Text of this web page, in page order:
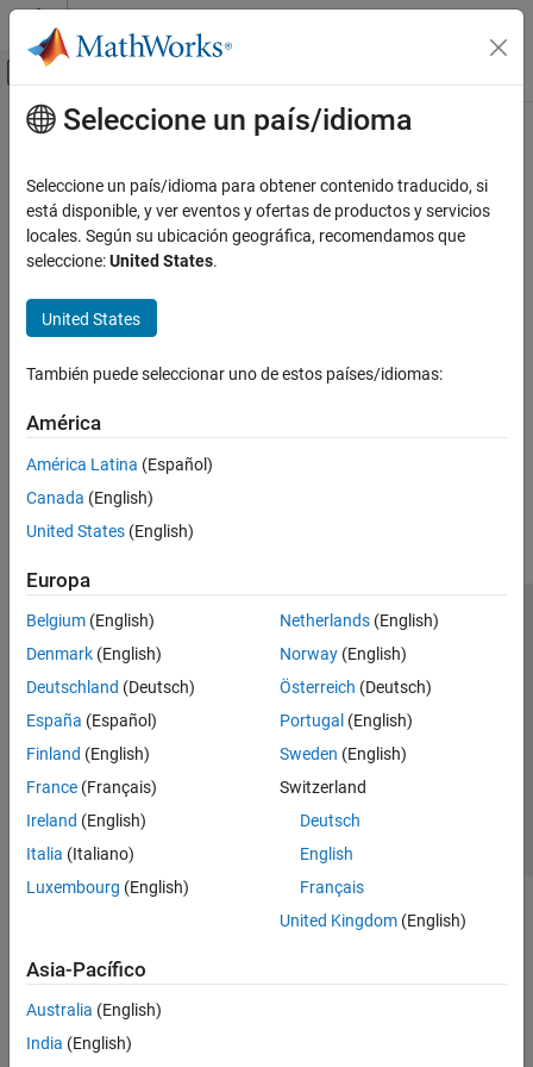
Saltar al contenido
Mostrar/ocultar menú de navegación
Inicio de Documentación
Contenido principal
How useful was this information?
Seleccione un país/idioma
Seleccione un país/idioma para obtener contenido traducido, si
está disponible, y ver eventos y ofertas de productos y servicios
locales. Según su ubicación geográfica, recomendamos que
seleccione:United States.
United States
También puede seleccionar uno de estos países/idiomas:
América
América Latina (Español)
Canada (English)
United States (English)
Europa
Belgium (English)
Denmark (English)
Deutschland (Deutsch)
España (Español)
Finland (English)
France (Français)
Ireland (English)
Italia (Italiano)
Luxembourg (English)
Netherlands(English)
Norway(English)
Österreich (Deutsch)
Portugal (English)
Sweden (English)
Switzerland
Deutsch
English
Français
United Kingdom(English)
Asia-Pacífico
Australia (English)
India (English)
Centro de confianza
Marcas comerciales
Política de privacidad
Antipiratería
Estado de las aplicaciones
Información de contacto
© 1994-2026 The MathWorks, Inc.
Seleccione un país/